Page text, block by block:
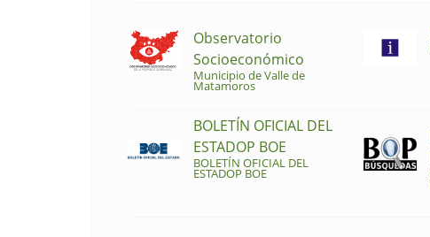
Observatorio
Socioeconómico
Municipio de Valle de
Matamoros
BOLETÍN OFICIAL DEL
ESTADOP BOE
BOLETÍN OFICIAL DEL
ESTADOP BOE